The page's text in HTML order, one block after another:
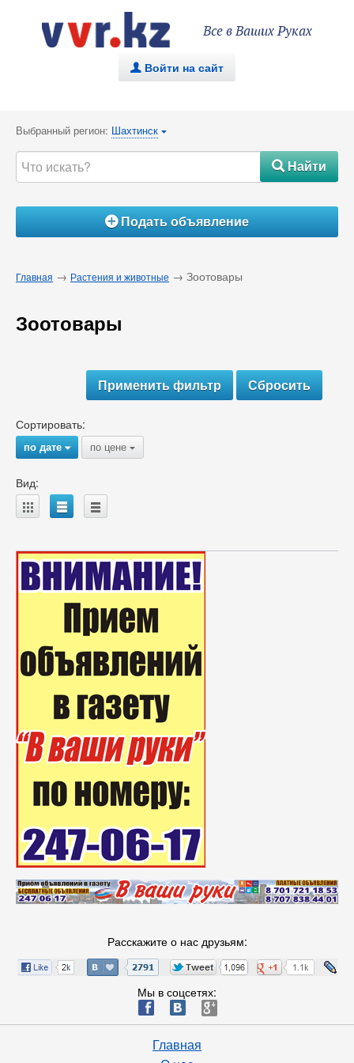
Все в Ваших Руках
. Войти на сайт
Выбранный регион: Шахтинск {
#Найти
ÁПодать объявление
Главная → Растения и животные → Зоотовары
Зоотовары
Сортировать:
по дате{ по цене {
Вид:
A B C
Расскажите о нас друзьям:
Мы в соцсетях:
ä æ è
Главная